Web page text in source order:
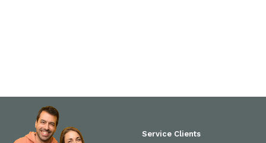
Service Clients